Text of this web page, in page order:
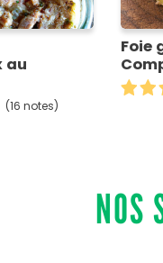
au
(16 notes)
Foie
NOS